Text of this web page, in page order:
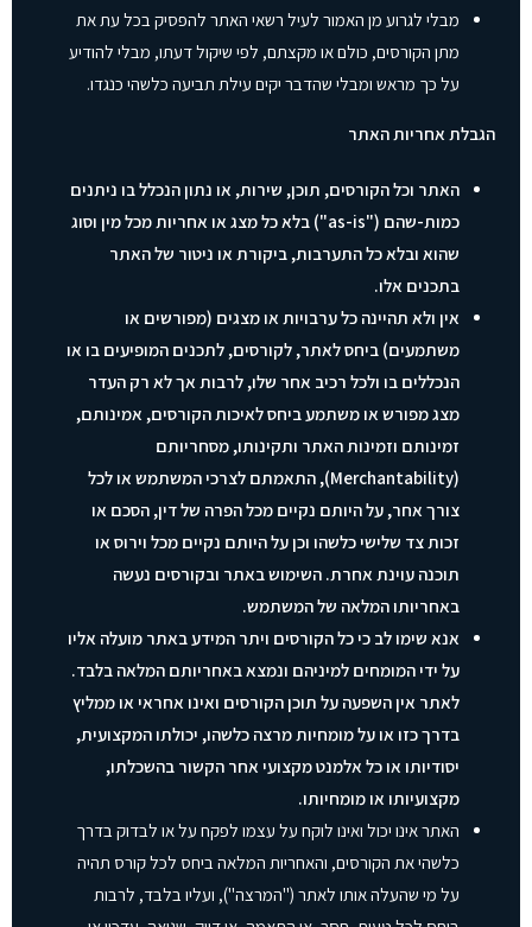
מבלי לגרוע מן האמור לעיל רשאי האתר להפסיק בכל עת את
מתן הקורסים, כולם או מקצתם, לפי שיקול דעתו, מבלי להודיע
על כך מראש ומבלי שהדבר יקים עילת תביעה כלשהי כנגדו.
הגבלת אחריות האתר
האתר וכל הקורסים, תוכן, שירות, או נתון הנכלל בו ניתנים
כמות-שהם ("as-is") בלא כל מצג או אחריות מכל מין וסוג
שהוא ובלא כל התערבות, ביקורת או ניטור של האתר
בתכנים אלו.
אין ולא תהיינה כל ערבויות או מצגים (מפורשים או
משתמעים) ביחס לאתר, לקורסים, לתכנים המופיעים בו או
הנכללים בו ולכל רכיב אחר שלו, לרבות אך לא רק העדר
מצג מפורש או משתמע ביחס לאיכות הקורסים, אמינותם,
זמינותם וזמינות האתר ותקינותו, מסחריותם
(Merchantability), התאמתם לצרכי המשתמש או לכל
צורך אחר, על היותם נקיים מכל הפרה של דין, הסכם או
זכות צד שלישי כלשהו וכן על היותם נקיים מכל וירוס או
תוכנה עוינת אחרת. השימוש באתר ובקורסים נעשה
באחריותו המלאה של המשתמש.
אנא שימו לב כי כל הקורסים ויתר המידע באתר מועלה אליו
על ידי המומחים למיניהם ונמצא באחריותם המלאה בלבד.
לאתר אין השפעה על תוכן הקורסים ואינו אחראי או ממליץ
בדרך כזו או על מומחיות מרצה כלשהו, יכולתו המקצועית,
יסודיותו או כל אלמנט מקצועי אחר הקשור בהשכלתו,
מקצועיותו או מומחיותו.
האתר אינו יכול ואינו לוקח על עצמו לפקח על או לבדוק בדרך
כלשהי את הקורסים, והאחריות המלאה ביחס לכל קורס תהיה
על מי שהעלה אותו לאתר ("המרצה"), ועליו בלבד, לרבות